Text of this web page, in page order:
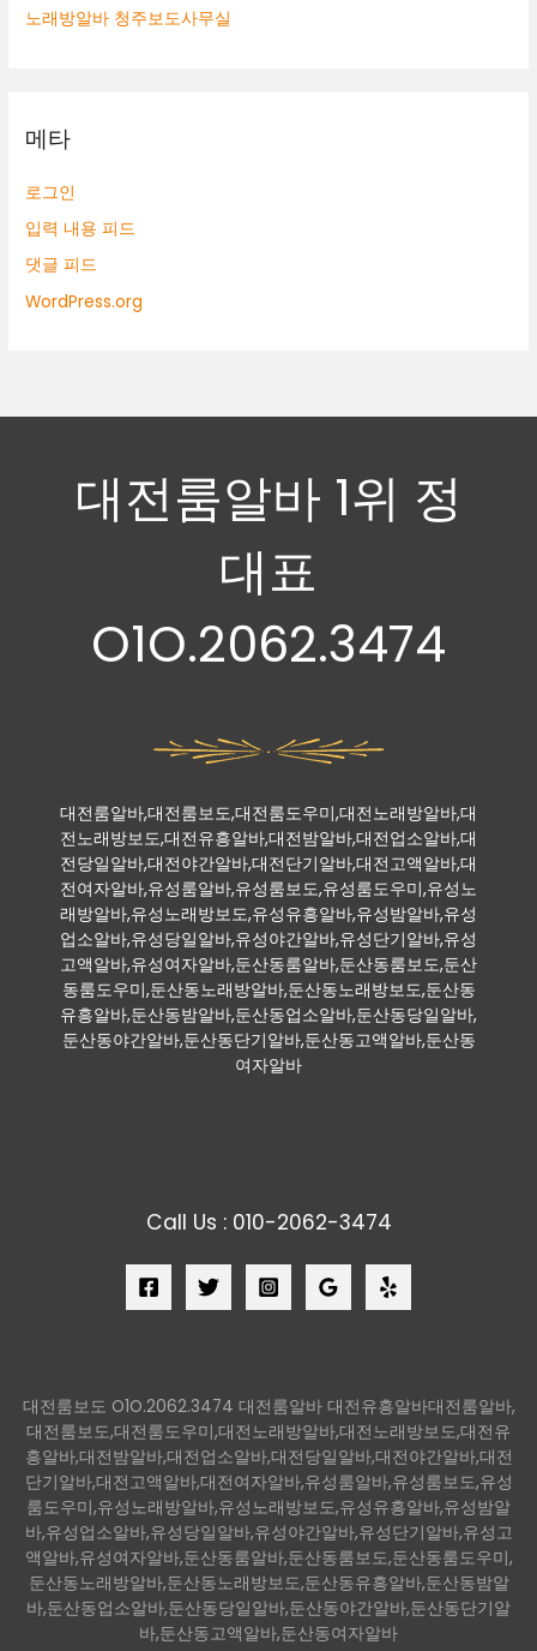
노래방알바 청주보도사무실
메타
로그인
입력 내용 피드
댓글 피드
WordPress.org
대전룸알바 1위 정
대표
O1O.2062.3474
대전룸알바,대전룸보도,대전룸도우미,대전노래방알바,대
전노래방보도,대전유흥알바,대전밤알바,대전업소알바,대
전당일알바,대전야간알바,대전단기알바,대전고액알바,대
전여자알바,유성룸알바,유성룸보도,유성룸도우미,유성노
래방알바,유성노래방보도,유성유흥알바,유성밤알바,유성
업소알바,유성당일알바,유성야간알바,유성단기알바,유성
고액알바,유성여자알바,둔산동룸알바,둔산동룸보도,둔산
동룸도우미,둔산동노래방알바,둔산동노래방보도,둔산동
유흥알바,둔산동밤알바,둔산동업소알바,둔산동당일알바,
둔산동야간알바,둔산동단기알바,둔산동고액알바,둔산동
여자알바
Call Us : 010-2062-3474
대전룸보도 O1O.2062.3474 대전룸알바 대전유흥알바대전룸알바,
대전룸보도,대전룸도우미,대전노래방알바,대전노래방보도,대전유
흥알바,대전밤알바,대전업소알바,대전당일알바,대전야간알바,대전
단기알바,대전고액알바,대전여자알바,유성룸알바,유성룸보도,유성
룸도우미,유성노래방알바,유성노래방보도,유성유흥알바,유성밤알
바,유성업소알바,유성당일알바,유성야간알바,유성단기알바,유성고
액알바,유성여자알바,둔산동룸알바,둔산동룸보도,둔산동룸도우미,
둔산동노래방알바,둔산동노래방보도,둔산동유흥알바,둔산동밤알
바,둔산동업소알바,둔산동당일알바,둔산동야간알바,둔산동단기알
바,둔산동고액알바,둔산동여자알바